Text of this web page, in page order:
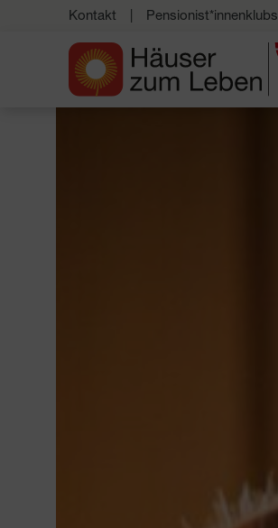
Kontakt Pensionist*innenklubs